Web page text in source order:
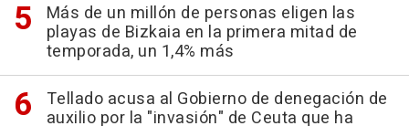
Más de un millón de personas eligen las
playas de Bizkaia en la primera mitad de
temporada, un 1,4% más
Tellado acusa al Gobierno de denegación de
auxilio por la "invasión" de Ceuta que ha